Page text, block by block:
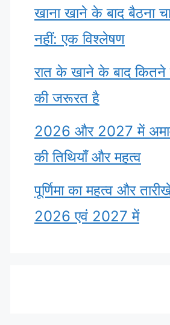
खाना खाने के बाद बैठना
नहीं: एक विश्लेषण
रात के खाने के बाद
की जरूरत है
2026 और 2027 में
की तिथियाँ और महत्व
पूर्णिमा का महत्व और
2026 एवं 2027 में